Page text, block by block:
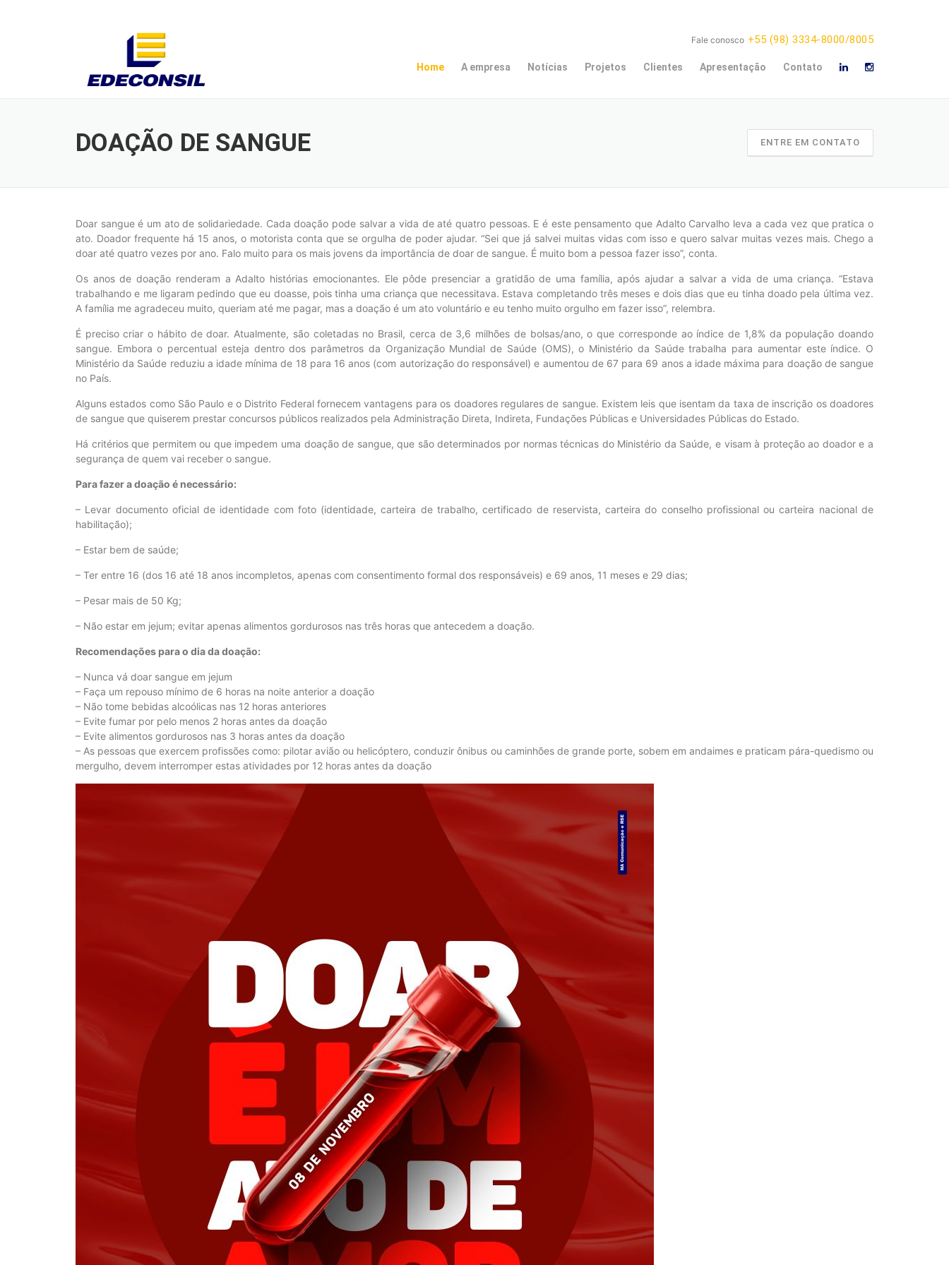
Fale conosco +55 (98) 3334-8000/8005
Home A empresa Notícias Projetos Clientes Apresentação Contato
DOAÇÃO DE SANGUE ENTRE EM CONTATO
Doar sangue é um ato de solidariedade. Cada doação pode salvar a vida de até quatro pessoas. E é este pensamento que Adalto Carvalho leva a cada vez que pratica o
ato. Doador frequente há 15 anos, o motorista conta que se orgulha de poder ajudar. “Sei que já salvei muitas vidas com isso e quero salvar muitas vezes mais. Chego a
doar até quatro vezes por ano. Falo muito para os mais jovens da importância de doar de sangue. É muito bom a pessoa fazer isso”, conta.
Os anos de doação renderam a Adalto histórias emocionantes. Ele pôde presenciar a gratidão de uma família, após ajudar a salvar a vida de uma criança. “Estava
trabalhando e me ligaram pedindo que eu doasse, pois tinha uma criança que necessitava. Estava completando três meses e dois dias que eu tinha doado pela última vez.
A família me agradeceu muito, queriam até me pagar, mas a doação é um ato voluntário e eu tenho muito orgulho em fazer isso”, relembra.
É preciso criar o hábito de doar. Atualmente, são coletadas no Brasil, cerca de 3,6 milhões de bolsas/ano, o que corresponde ao índice de 1,8% da população doando
sangue. Embora o percentual esteja dentro dos parâmetros da Organização Mundial de Saúde (OMS), o Ministério da Saúde trabalha para aumentar este índice. O
Ministério da Saúde reduziu a idade mínima de 18 para 16 anos (com autorização do responsável) e aumentou de 67 para 69 anos a idade máxima para doação de sangue
no País.
Alguns estados como São Paulo e o Distrito Federal fornecem vantagens para os doadores regulares de sangue. Existem leis que isentam da taxa de inscrição os doadores
de sangue que quiserem prestar concursos públicos realizados pela Administração Direta, Indireta, Fundações Públicas e Universidades Públicas do Estado.
Há critérios que permitem ou que impedem uma doação de sangue, que são determinados por normas técnicas do Ministério da Saúde, e visam à proteção ao doador e a
segurança de quem vai receber o sangue.
Para fazer a doação é necessário:
– Levar documento oficial de identidade com foto (identidade, carteira de trabalho, certificado de reservista, carteira do conselho profissional ou carteira nacional de
habilitação);
– Estar bem de saúde;
– Ter entre 16 (dos 16 até 18 anos incompletos, apenas com consentimento formal dos responsáveis) e 69 anos, 11 meses e 29 dias;
– Pesar mais de 50 Kg;
– Não estar em jejum; evitar apenas alimentos gordurosos nas três horas que antecedem a doação.
Recomendações para o dia da doação:
– Nunca vá doar sangue em jejum
– Faça um repouso mínimo de 6 horas na noite anterior a doação
– Não tome bebidas alcoólicas nas 12 horas anteriores
– Evite fumar por pelo menos 2 horas antes da doação
– Evite alimentos gordurosos nas 3 horas antes da doação
– As pessoas que exercem profissões como: pilotar avião ou helicóptero, conduzir ônibus ou caminhões de grande porte, sobem em andaimes e praticam pára-quedismo ou
mergulho, devem interromper estas atividades por 12 horas antes da doação